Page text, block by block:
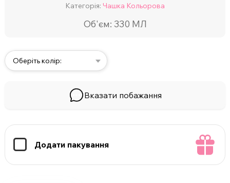
Категорія: Чашка Кольорова
Об'єм: 330 МЛ
Оберіть колір:
Вказати побажання
Додати пакування